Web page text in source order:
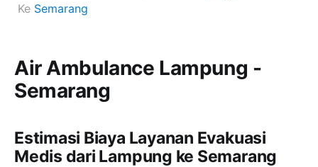
Ke Semarang
Air Ambulance Lampung -
Semarang
Estimasi Biaya Layanan Evakuasi
Medis dari Lampung ke Semarang